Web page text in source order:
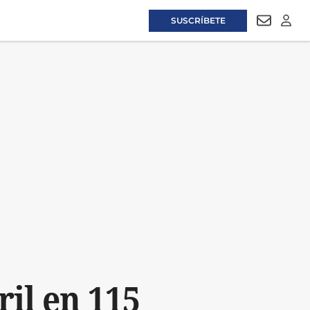
SUSCRÍBETE
en 115